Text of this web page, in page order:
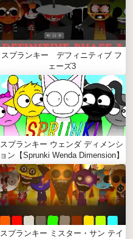
スプランキー デフィニティブ フ
ェーズ3
スプランキー ウェンダ ディメンシ
ョン【Sprunki Wenda Dimension】
スプランキー ミスター・サン テイ